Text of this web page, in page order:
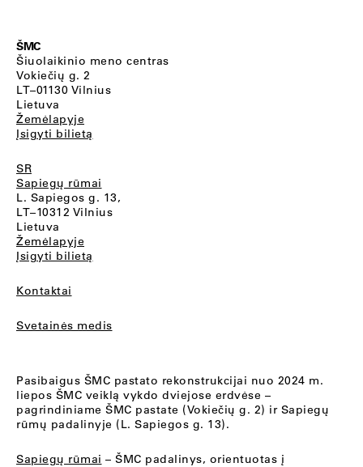
ŠMC
Šiuolaikinio meno centras
Vokiečių g. 2
LT–01130 Vilnius
Lietuva
Žemėlapyje
Įsigyti bilietą
SR
Sapiegų rūmai
L. Sapiegos g. 13,
LT–10312 Vilnius
Lietuva
Žemėlapyje
Įsigyti bilietą
Kontaktai
Svetainės medis
Pasibaigus ŠMC pastato rekonstrukcijai nuo 2024 m.
liepos ŠMC veiklą vykdo dviejose erdvėse –
pagrindiniame ŠMC pastate (Vokiečių g. 2) ir Sapiegų
rūmų padalinyje (L. Sapiegos g. 13).
Sapiegų rūmai – ŠMC padalinys, orientuotas į